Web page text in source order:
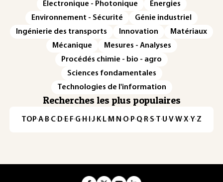
Électronique - Photonique
Énergies
Environnement - Sécurité
Génie industriel
Ingénierie des transports
Innovation
Matériaux
Mécanique
Mesures - Analyses
Procédés chimie - bio - agro
Sciences fondamentales
Technologies de l'information
Recherches les plus populaires
TOP·A·B·C· D· E· F·G· H · ·J· K· L· M · N ·O· P·Q· R·S·T·U·V·W·X·Y·Z